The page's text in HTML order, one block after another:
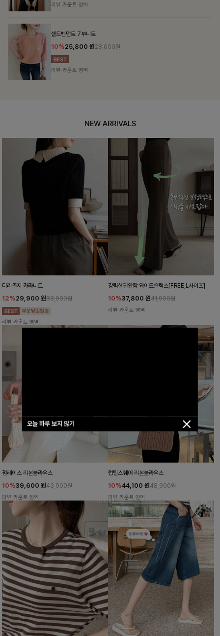
오늘 하루 보지 않기
리뷰 카운트 영역
헨틴링클 날개티셔츠+치마바지SET
12%29,900원33,900원
리뷰 카운트 영역
NEW ARRIVALS
더리골지 카라니트
12%29,900 원33,900원
리뷰 카운트 영역
강력한편안함 와이드슬랙스[FREE,L사이즈]
10%37,800 원41,900원
리뷰 카운트 영역
펌레이스 리본블라우스
10%39,600 원43,900원
리뷰 카운트 영역
럽틸스퀘어 리본블라우스
10%44,100 원48,900원
리뷰 카운트 영역